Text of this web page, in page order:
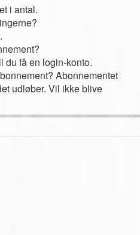
i antal.
du få en login-konto.
Abonnementet
udløber. Vil ikke blive